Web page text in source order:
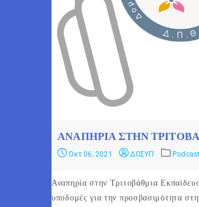
ΑΝΑΠΗΡΊΑ ΣΤΗΝ
Οκτ 06, 2021 ΔΟΣΥΠ Podcast
Αναπηρία στην Τριτοβάθμια
υποδομές για την προσβασιμότητα